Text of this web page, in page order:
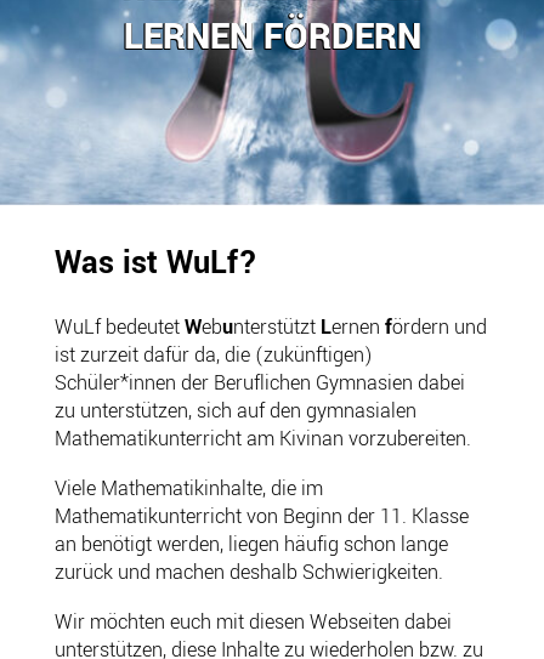
LERNEN FÖRDERN
Was ist WuLf?
WuLf bedeutetWebunterstützt Lernen fördern und
ist zurzeit dafür da, die (zukünftigen)
Schüler*innen der Beruflichen Gymnasien dabei
zu unterstützen, sich auf den gymnasialen
Mathematikunterricht am Kivinan vorzubereiten.
Viele Mathematikinhalte, die im
Mathematikunterricht von Beginn der 11. Klasse
an benötigt werden, liegen häufig schon lange
zurück und machen deshalb Schwierigkeiten.
Wir möchten euch mit diesen Webseiten dabei
unterstützen, diese Inhalte zu wiederholen bzw. zu